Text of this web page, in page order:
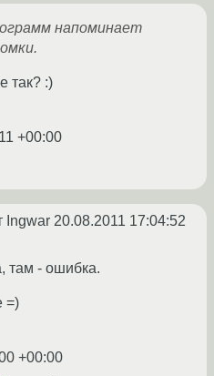
напоминает
так? :)
+00:00
Ingwar 20.08.2011 17:04:52
там - ошибка.
=)
+00:00